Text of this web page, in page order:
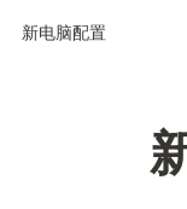
新电脑配置